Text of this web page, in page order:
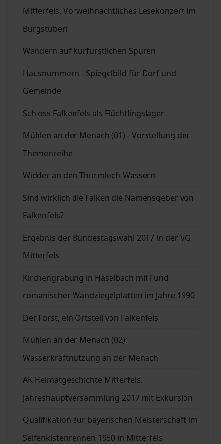
Mitterfels. Vorweihnachtliches Lesekonzert im
Burgstüberl
Wandern auf kurfürstlichen Spuren
Hausnummern - Spiegelbild für Dorf und
Gemeinde
Schloss Falkenfels als Flüchtlingslager
Mühlen an der Menach (01) - Vorstellung der
Themenreihe
Widder an den Thurmloch-Wassern
Sind wirklich die Falken die Namensgeber von
Falkenfels?
Ergebnis der Bundestagswahl 2017 in der VG
Mitterfels
Kirchengrabung in Haselbach mit Fund
romanischer Wandziegelplatten im Jahre 1990
Der Forst, ein Ortsteil von Falkenfels
Mühlen an der Menach (02):
Wasserkraftnutzung an der Menach
AK Heimatgeschichte Mitterfels.
Jahreshauptversammlung 2017 mit Exkursion
Qualifikation zur bayerischen Meisterschaft im
Seifenkistenrennen 1950 in Mitterfels